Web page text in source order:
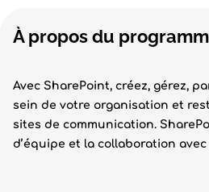
À propos du
Avec SharePoint, créez, gérez,
sein de votre organisation et
sites de communication.
d’équipe et la collaboration